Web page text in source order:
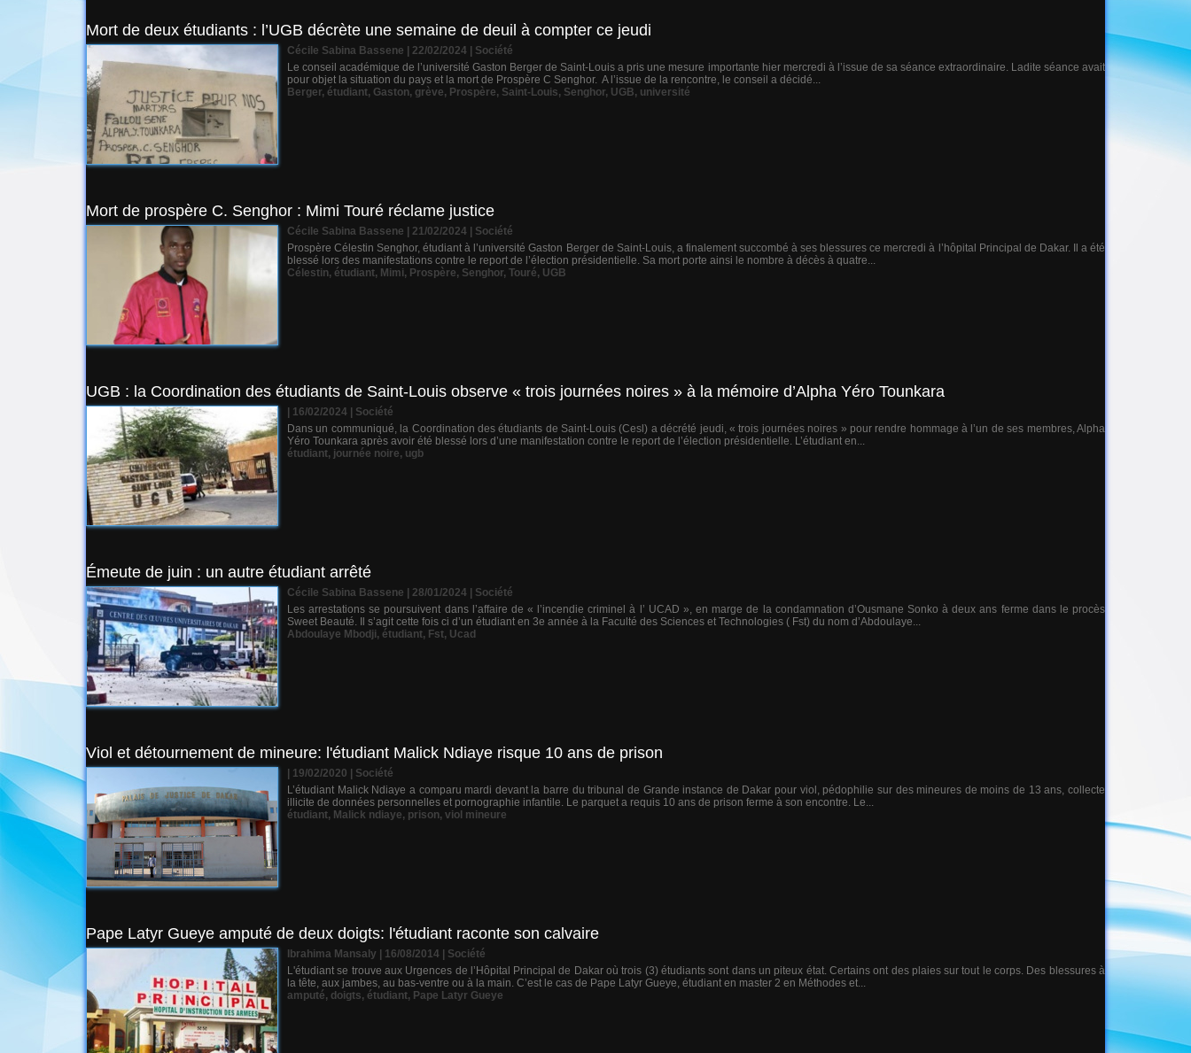
Mort de deux étudiants : l’UGB décrète une semaine de deuil à compter ce jeudi
Cécile Sabina Bassene | 22/02/2024
Société
Le conseil académique de l’université Gaston Berger de Saint-Louis a pris une mesure importante hier mercredi à l’issue de sa séance extraordinaire. Ladite séance avait
pour objet la situation du pays et la mort de Prospère C Senghor. A l’issue de la rencontre, le conseil a décidé...
Berger, étudiant, Gaston, grève, Prospère, Saint-Louis, Senghor, UGB, université
Mort de prospère C. Senghor : Mimi Touré réclame justice
Cécile Sabina Bassene | 21/02/2024
Société
Prospère Célestin Senghor, étudiant à l’université Gaston Berger de Saint-Louis, a finalement succombé à ses blessures ce mercredi à l’hôpital Principal de Dakar. Il a été
blessé lors des manifestations contre le report de l’élection présidentielle. Sa mort porte ainsi le nombre à décès à quatre...
Célestin, étudiant, Mimi, Prospère, Senghor, Touré, UGB
UGB : la Coordination des étudiants de Saint-Louis observe « trois journées noires » à la mémoire d’Alpha Yéro Tounkara
| 16/02/2024
Société
Dans un communiqué, la Coordination des étudiants de Saint-Louis (Cesl) a décrété jeudi, « trois journées noires » pour rendre hommage à l’un de ses membres, Alpha
Yéro Tounkara après avoir été blessé lors d’une manifestation contre le report de l’élection présidentielle. L’étudiant en...
étudiant, journée noire, ugb
Émeute de juin : un autre étudiant arrêté
Cécile Sabina Bassene | 28/01/2024
Société
Les arrestations se poursuivent dans l’affaire de « l’incendie criminel à l’ UCAD », en marge de la condamnation d’Ousmane Sonko à deux ans ferme dans le procès
Sweet Beauté. Il s’agit cette fois ci d’un étudiant en 3e année à la Faculté des Sciences et Technologies ( Fst) du nom d’Abdoulaye...
Abdoulaye Mbodji, étudiant, Fst, Ucad
Viol et détournement de mineure: l'étudiant Malick Ndiaye risque 10 ans de prison
| 19/02/2020
Société
L’étudiant Malick Ndiaye a comparu mardi devant la barre du tribunal de Grande instance de Dakar pour viol, pédophilie sur des mineures de moins de 13 ans, collecte
illicite de données personnelles et pornographie infantile. Le parquet a requis 10 ans de prison ferme à son encontre. Le...
étudiant, Malick ndiaye, prison, viol mineure
Pape Latyr Gueye amputé de deux doigts: l'étudiant raconte son calvaire
Ibrahima Mansaly | 16/08/2014
Société
L'étudiant se trouve aux Urgences de l’Hôpital Principal de Dakar où trois (3) étudiants sont dans un piteux état. Certains ont des plaies sur tout le corps. Des blessures à
la tête, aux jambes, au bas-ventre ou à la main. C’est le cas de Pape Latyr Gueye, étudiant en master 2 en Méthodes et...
amputé, doigts, étudiant, Pape Latyr Gueye